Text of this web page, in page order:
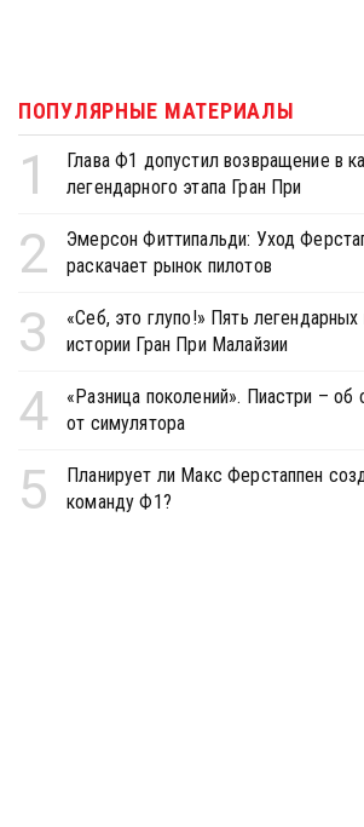
ПОПУЛЯРНЫЕ МАТЕРИАЛЫ
1
Глава Ф1 допустил возвращение в
легендарного этапа Гран При
2
Эмерсон Фиттипальди: Уход
раскачает рынок пилотов
3
«Себ, это глупо!» Пять
истории Гран При Малайзии
4
«Разница поколений». Пиастри – об
от симулятора
5
Планирует ли Макс Ферстаппен
команду Ф1?